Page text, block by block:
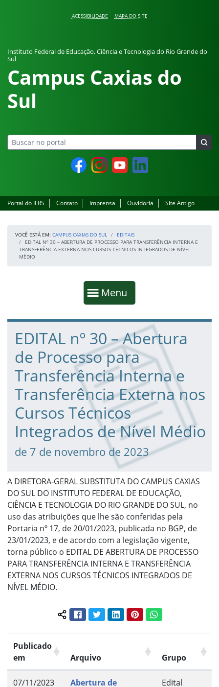
ACESSIBILIDADE MAPA DO SITE
Instituto Federal de Educação, Ciência e Tecnologia do Rio Grande do
Sul
Campus Caxias do
Sul
FacebookInstagramYouTube LinkedIn
Portal do IFRS Contato Imprensa Ouvidoria Site Antigo
VOCÊ ESTÁ EM: CAMPUS CAXIAS DO SUL
EDITAIS
EDITAL Nº 30 – ABERTURA DE PROCESSO PARA TRANSFERÊNCIA INTERNA E
TRANSFERÊNCIA EXTERNA NOS CURSOS TÉCNICOS INTEGRADOS DE NÍVEL
MÉDIO
Mostrar
Menu
Fim da navegação
Início do conteúdo
EDITAL nº 30 – Abertura
de Processo para
Transferência Interna e
Transferência Externa nos
Cursos Técnicos
Integrados de Nível Médio
de 7 de novembro de 2023
A DIRETORA-GERAL SUBSTITUTA DO CAMPUS CAXIAS
DO SUL DO INSTITUTO FEDERAL DE EDUCAÇÃO,
CIÊNCIA E TECNOLOGIA DO RIO GRANDE DO SUL, no
uso das atribuições que lhe são conferidas pela
Portaria nº 17, de 20/01/2023, publicada no BGP, de
23/01/2023, e de acordo com a legislação vigente,
torna público o EDITAL DE ABERTURA DE PROCESSO
PARA TRANSFERÊNCIA INTERNA E TRANSFERÊNCIA
EXTERNA NOS CURSOS TÉCNICOS INTEGRADOS DE
NÍVEL MÉDIO.
Compartilhar conteúdo:
FacebookTwitterLinkedInPinterestWhatsApp
Publicado
em
Arquivo Grupo
07/11/2023
Abertura de
Edital